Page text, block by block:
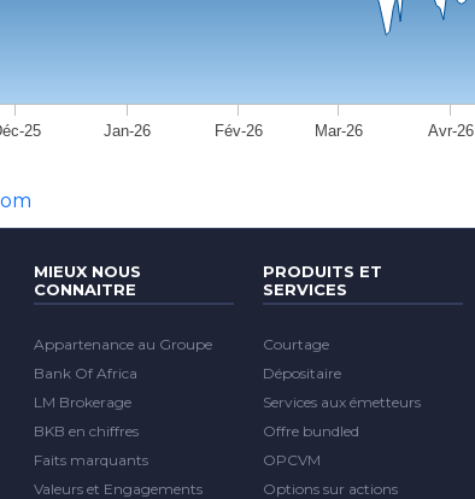
25 Jan-26 Fév-26 Mar-26 Avr-26
MIEUX NOUS
CONNAITRE
Appartenance au Groupe
Bank Of Africa
LM Brokerage
BKB en chiffres
Faits marquants
Valeurs et Engagements
PRODUITS ET
SERVICES
Courtage
Dépositaire
Services aux émetteurs
Offre bundled
OPCVM
Options sur actions